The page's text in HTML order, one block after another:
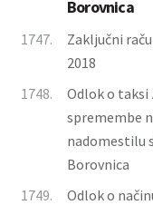
Borovnica
1747.
Zaključni
2018
1748.
Odlok o taksi
spremembe
nadomestilu
Borovnica
1749.
Odlok o